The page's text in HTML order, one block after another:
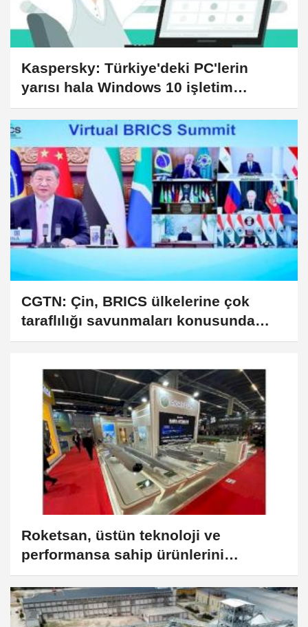
Kaspersky: Türkiye'deki PC'lerin
yarısı hala Windows 10 işletim
sistemini kullanıyor
CGTN: Çin, BRICS ülkelerine çok
taraflılığı savunmaları konusunda
çağrıda bulundu
Roketsan, üstün teknoloji ve
performansa sahip ürünlerini
Polonya'da sergiliyor